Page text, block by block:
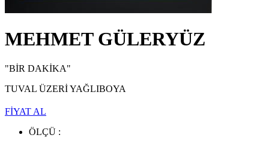
HANEFİ YETER ESERLERİ,
ALEV EBUZİYYA SİESBYE ESERLERİ,
EROL AKYAVAŞ ESERLERİ,
AYLA TURAN ESERLERİ
MEHMET GÜLERYÜZ
"BİR DAKİKA"
TUVAL ÜZERİ YAĞLIBOYA
FİYAT AL
ÖLÇÜ :